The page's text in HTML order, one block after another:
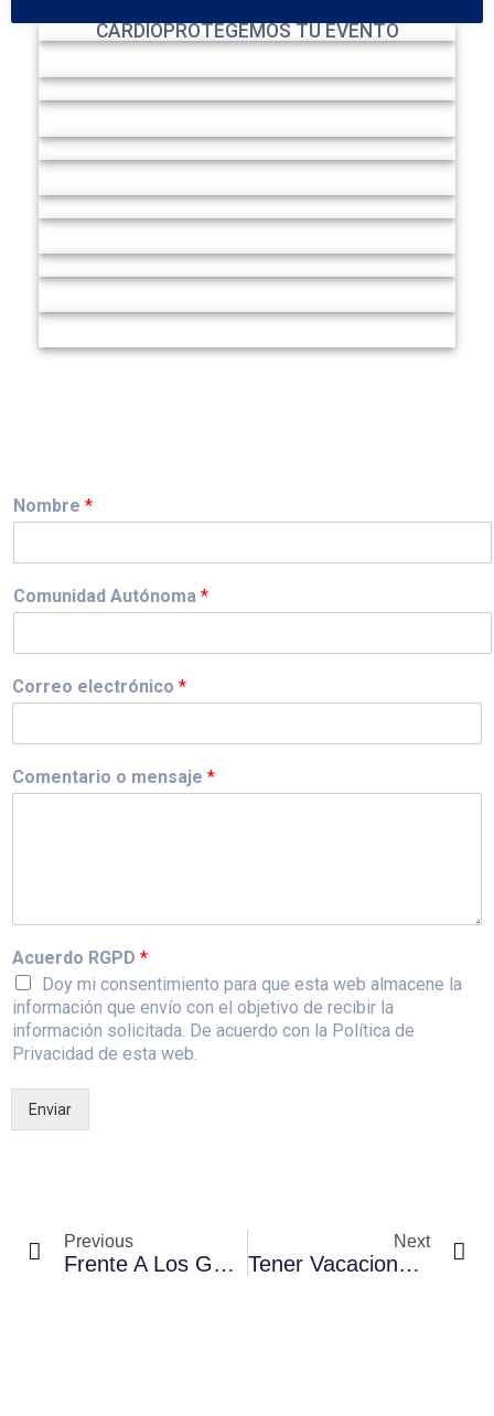
CARDIOPROTEGEMOS TU EVENTO
Nombre *
Comunidad Autónoma *
Correo electrónico *
Comentario o mensaje *
Acuerdo RGPD *
Doy mi consentimiento para que esta web almacene la
información que envío con el objetivo de recibir la
información solicitada. De acuerdo con la Política de
Privacidad de esta web.
Enviar
Previous
Frente A Los Golpes De Calor, ¡hidrátate!
Next
Tener Vacaciones Alarga La Vida De Nuestro Corazón